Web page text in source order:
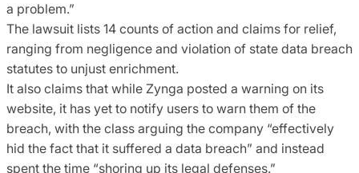
a problem.”
The lawsuit lists 14 counts of action and claims for relief,
ranging from negligence and violation of state data breach
statutes to unjust enrichment.
It also claims that while Zynga posted a warning on its
website, it has yet to notify users to warn them of the
breach, with the class arguing the company “effectively
hid the fact that it suffered a data breach” and instead
spent the time “shoring up its legal defenses.”